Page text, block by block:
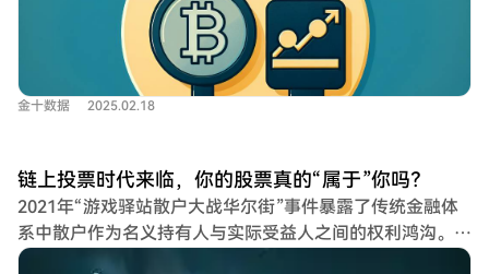
金十数据 2025.02.18
链上投票时代来临，你的股票真的“属于”你吗？
2021年“游戏驿站散户大战华尔街”事件暴露了传统金融体
系中散户作为名义持有人与实际受益人之间的权利鸿沟。如
今，Galaxy Digital宣布将于2026年5月进行全球首个上市